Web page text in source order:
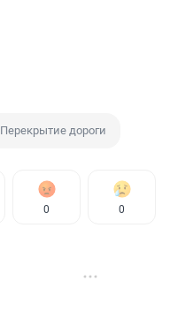
Перекрытие дороги
0 0